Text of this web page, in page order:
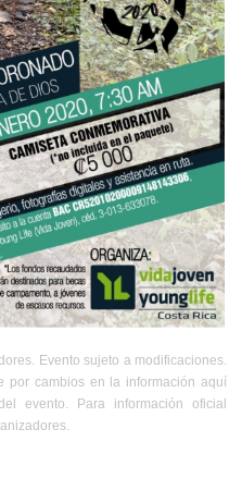
Evento sujeto a modificaciones.
por cambios en la información aquí
evento. Para información oficial